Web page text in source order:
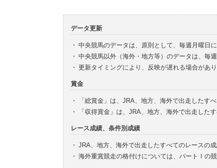
データ更新
・ 中央競馬のデータは、原則として、毎週月曜日
・ 中央競馬以外（海外・地方等）のデータは、毎
・ 更新タイミングにより、反映が遅れる場合があ
賞金
・
「総賞金」は、JRA、地方、海外で出走したす
・
「収得賞金」は、JRA、地方、海外で出走した
レース成績、条件別成績
・ JRA、地方、海外で出走したすべてのレースの
・ 海外重賞競走の格付けについては、パートⅠの